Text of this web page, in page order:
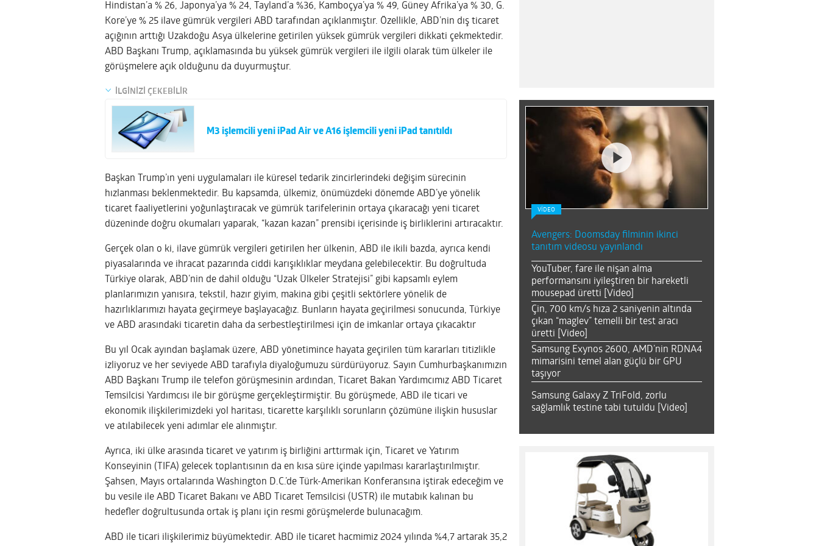
Hindistan’a % 26, Japonya’ya % 24, Tayland’a %36, Kamboçya’ya % 49, Güney Afrika’ya % 30, G.
Kore’ye % 25 ilave gümrük vergileri ABD tarafından açıklanmıştır. Özellikle, ABD’nin dış ticaret
açığının arttığı Uzakdoğu Asya ülkelerine getirilen yüksek gümrük vergileri dikkati çekmektedir.
ABD Başkanı Trump, açıklamasında bu yüksek gümrük vergileri ile ilgili olarak tüm ülkeler ile
görüşmelere açık olduğunu da duyurmuştur.
İLGİNİZİ ÇEKEBİLİR
M3 işlemcili yeni iPad Air ve A16 işlemcili yeni iPad tanıtıldı
Başkan Trump’ın yeni uygulamaları ile küresel tedarik zincirlerindeki değişim sürecinin
hızlanması beklenmektedir. Bu kapsamda, ülkemiz, önümüzdeki dönemde ABD’ye yönelik
ticaret faaliyetlerini yoğunlaştıracak ve gümrük tarifelerinin ortaya çıkaracağı yeni ticaret
düzeninde doğru okumaları yaparak, “kazan kazan” prensibi içerisinde iş birliklerini artıracaktır.
Gerçek olan o ki, ilave gümrük vergileri getirilen her ülkenin, ABD ile ikili bazda, ayrıca kendi
piyasalarında ve ihracat pazarında ciddi karışıklıklar meydana gelebilecektir. Bu doğrultuda
Türkiye olarak, ABD’nin de dahil olduğu “Uzak Ülkeler Stratejisi” gibi kapsamlı eylem
planlarımızın yanısıra, tekstil, hazır giyim, makina gibi çeşitli sektörlere yönelik de
hazırlıklarımızı hayata geçirmeye başlayacağız. Bunların hayata geçirilmesi sonucunda, Türkiye
ve ABD arasındaki ticaretin daha da serbestleştirilmesi için de imkanlar ortaya çıkacaktır
Bu yıl Ocak ayından başlamak üzere, ABD yönetimince hayata geçirilen tüm kararları titizlikle
izliyoruz ve her seviyede ABD tarafıyla diyaloğumuzu sürdürüyoruz. Sayın Cumhurbaşkanımızın
ABD Başkanı Trump ile telefon görüşmesinin ardından, Ticaret Bakan Yardımcımız ABD Ticaret
Temsilcisi Yardımcısı ile bir görüşme gerçekleştirmiştir. Bu görüşmede, ABD ile ticari ve
ekonomik ilişkilerimizdeki yol haritası, ticarette karşılıklı sorunların çözümüne ilişkin hususlar
ve atılabilecek yeni adımlar ele alınmıştır.
Ayrıca, iki ülke arasında ticaret ve yatırım iş birliğini arttırmak için, Ticaret ve Yatırım
Konseyinin (TIFA) gelecek toplantısının da en kısa süre içinde yapılması kararlaştırılmıştır.
Şahsen, Mayıs ortalarında Washington D.C.’de Türk-Amerikan Konferansına iştirak edeceğim ve
bu vesile ile ABD Ticaret Bakanı ve ABD Ticaret Temsilcisi (USTR) ile mutabık kalınan bu
hedefler doğrultusunda ortak iş planı için resmi görüşmelerde bulunacağım.
ABD ile ticari ilişkilerimiz büyümektedir. ABD ile ticaret hacmimiz 2024 yılında %4,7 artarak 35,2
VİDEO
Avengers: Doomsday filminin ikinci
tanıtım videosu yayınlandı
YouTuber, fare ile nişan alma
performansını iyileştiren bir hareketli
mousepad üretti [Video]
Çin, 700 km/s hıza 2 saniyenin altında
çıkan “maglev” temelli bir test aracı
üretti [Video]
Samsung Exynos 2600, AMD’nin RDNA4
mimarisini temel alan güçlü bir GPU
taşıyor
Samsung Galaxy Z TriFold, zorlu
sağlamlık testine tabi tutuldu [Video]